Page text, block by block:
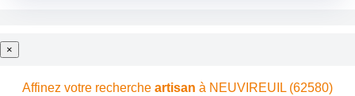
×
Affinez votre recherche artisan à NEUVIREUIL (62580)